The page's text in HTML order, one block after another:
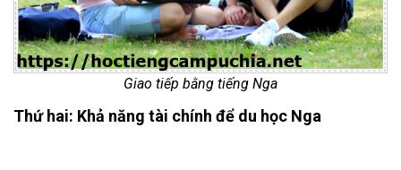
Giao tiếp bằng tiếng Nga
Thứ hai: Khả năng tài chính để du học Nga